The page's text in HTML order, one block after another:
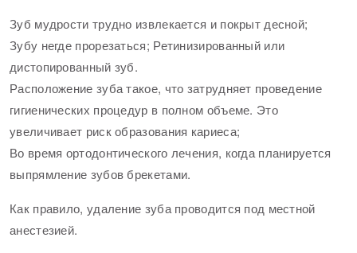
Зуб мудрости трудно извлекается и покрыт десной;
Зубу негде прорезаться; Ретинизированный или
дистопированный зуб.
Расположение зуба такое, что затрудняет проведение
гигиенических процедур в полном объеме. Это
увеличивает риск образования кариеса;
Во время ортодонтического лечения, когда планируется
выпрямление зубов брекетами.
Как правило, удаление зуба проводится под местной
анестезией.